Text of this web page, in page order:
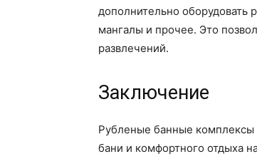
дополнительно оборудовать
мангалы и прочее. Это
развлечений.
Заключение
Рубленые банные
бани и комфортного отдыха